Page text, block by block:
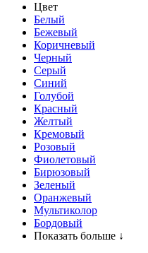
Цвет
Белый
Бежевый
Коричневый
Черный
Серый
Синий
Голубой
Красный
Желтый
Кремовый
Розовый
Фиолетовый
Бирюзовый
Зеленый
Оранжевый
Мультиколор
Бордовый
Показать больше ↓